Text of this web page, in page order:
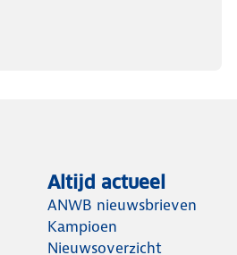
Altijd actueel
ANWB nieuwsbrieven
Kampioen
Nieuwsoverzicht